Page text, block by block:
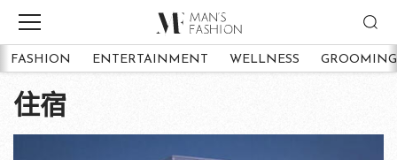
FASHION ENTERTAINMENT WELLNESS GROOMING
住宿